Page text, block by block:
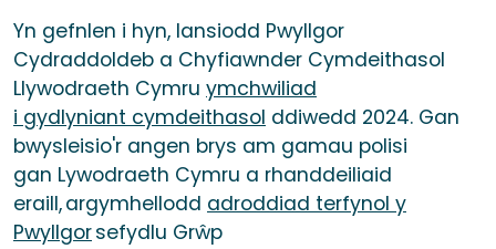
Yn gefnlen i hyn, lansiodd Pwyllgor
Cydraddoldeb a Chyfiawnder Cymdeithasol
Llywodraeth Cymru ymchwiliad
i gydlyniant cymdeithasol ddiwedd 2024. Gan
bwysleisio'r angen brys am gamau polisi
gan Lywodraeth Cymru a rhanddeiliaid
eraill, argymhellodd adroddiad terfynol y
Pwyllgorsefydlu Grŵp